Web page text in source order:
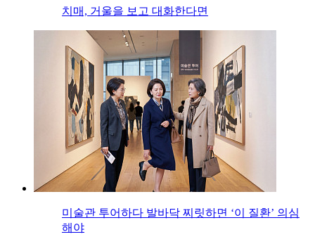
치매, 거울을 보고 대화한다면
미술관 투어하다 발바닥 찌릿하면 ‘이 질환’ 의심
해야